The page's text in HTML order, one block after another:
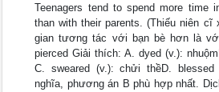
Teenagers tend to spend more time
than with their parents. (Thiếu niên cĩ
gian tương tác với bạn bè hơn là
pierced Giải thích: A. dyed (v.):
C. sweared (v.): chửi thềD.
nghĩa, phương án B phù hợp nhất.